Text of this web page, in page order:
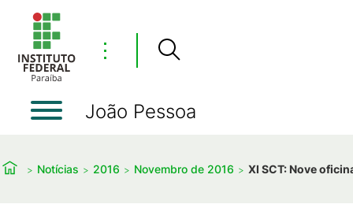
⋮
João Pessoa
Notícias 2016 Novembro de 2016 XI SCT: Nove